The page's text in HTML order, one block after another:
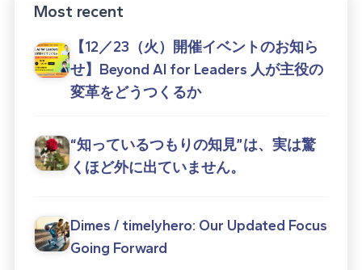
Most recent
【12／23（火）開催イベントのお知ら
せ】Beyond AI for Leaders 人が主役の
変革をどうつくるか
“知っているつもりの知見”は、実は驚
くほど外に出ていません。
Dimes / timelyhero: Our Updated Focus
Going Forward